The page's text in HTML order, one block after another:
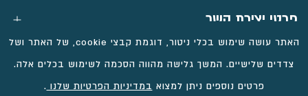
פרטי יצירת קשר
כל הזכויות שמורות
האתר עושה שימוש בכלי ניטור, דוגמת קבצי cookie, של האתר ושל
צדדים שלישיים. המשך גלישה מהווה הסכמה לשימוש בכלים אלה.
פרטים נוספים ניתן למצוא במדיניות הפרטיות שלנו .